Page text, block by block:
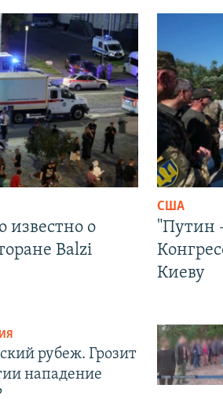
известно о
Balzi
США
"Путин
Киеву
рубеж. Грозит
нападение